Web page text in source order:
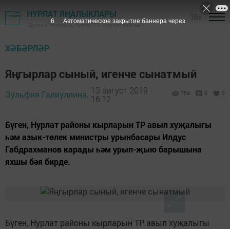
НУРЛАТ ЯҢАЛЫКЛАРЫ
"Дуслык" газетасы, Нурлат ТВ - Нурлат районы
ХӘБӘРЛӘР
Яңгырлар сыный, игенче сынатмый
Зульфия Галиуллина, 13 август 2019 -
16:12
759 0 0
Бүген, Нурлат районы кырларын ТР авыл хуҗалыгы
һәм азык-төлек министры урынбасары Илдус
Габдрахманов карады һәм урып-җыю барышына
яхшы бәя бирде.
Бүген, Нурлат районы кырларын ТР авыл хуҗалыгы
6 Автоматическое закрытие баннера через